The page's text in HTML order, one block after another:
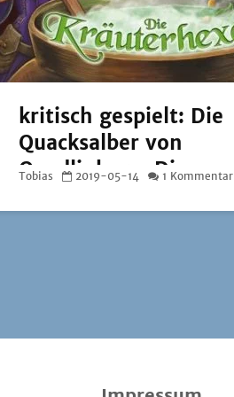
kritisch gespielt: Die
Quacksalber von
Quedlinburg: Die
Tobias 2019-05-14 1 Kommentar